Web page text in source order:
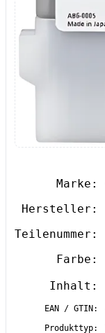
Marke:
Hersteller:
Teilenummer:
Farbe:
Inhalt:
EAN / GTIN:
Produkttyp: